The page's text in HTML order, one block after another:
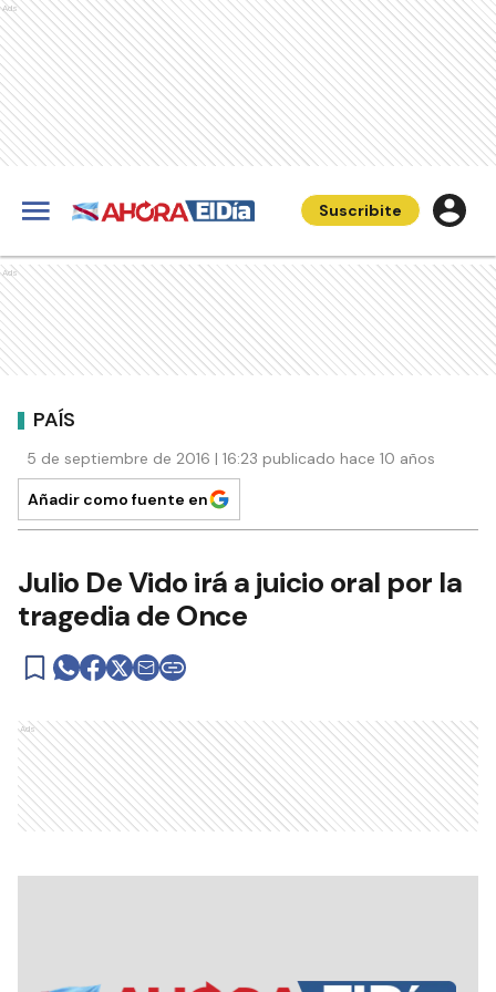
Ads
Suscribite
Ads
PAÍS
5 de septiembre de 2016 | 16:23 publicado hace 10 años
Añadir como fuente en
Julio De Vido irá a juicio oral por la
tragedia de Once
Ads